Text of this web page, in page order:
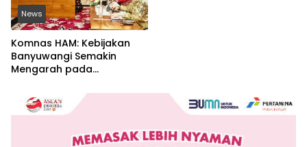
News
Komnas HAM: Kebijakan
Banyuwangi Semakin
Mengarah pada